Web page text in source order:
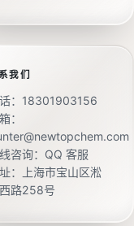
我们
： 18301903156
：
咨询： QQ 客服
：上海市宝山区淞
路258号